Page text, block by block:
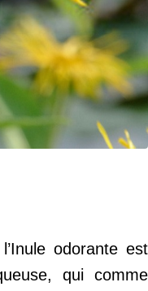
odorante est
qui comme